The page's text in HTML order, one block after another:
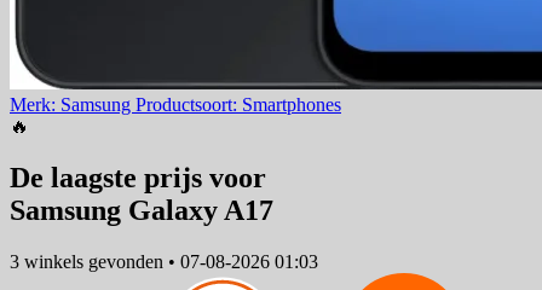
Merk: Samsung Productsoort: Smartphones
🔥
De laagste prijs voor
Samsung Galaxy A17
3 winkels gevonden • 07-08-2026 01:03